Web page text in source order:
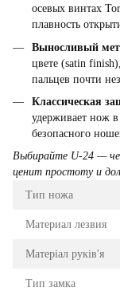
осевых винтах
плавность
Выносливый
цвете (satin
пальцев почти
Классическая
удерживает нож
безопасного
Выбирайте U-24 —
ценит простоту и
Тип ножа
Материал лезвия
Матеріал руків'я
Тип замка